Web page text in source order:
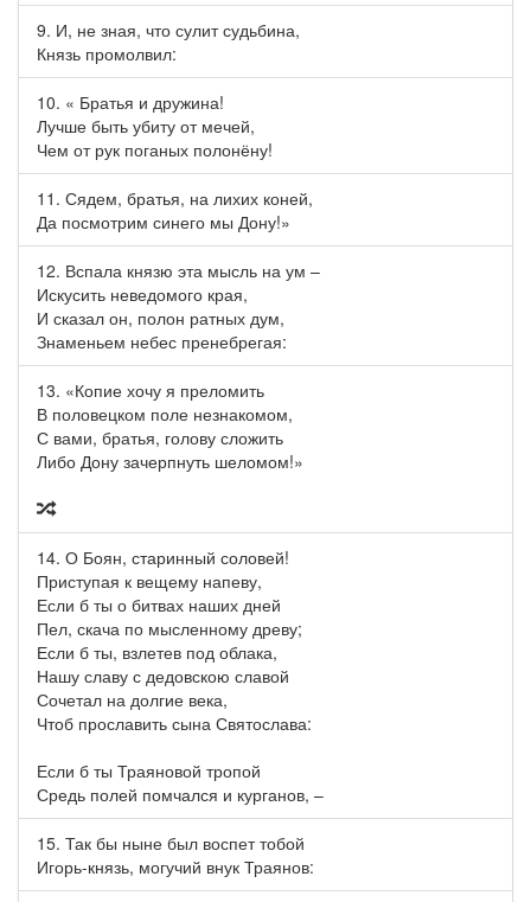
9. И, не зная, что сулит судьбина,
Князь промолвил:
10. « Братья и дружина!
Лучше быть убиту от мечей,
Чем от рук поганых полонёну!
11. Сядем, братья, на лихих коней,
Да посмотрим синего мы Дону!»
12. Вспала князю эта мысль на ум –
Искусить неведомого края,
И сказал он, полон ратных дум,
Знаменьем небес пренебрегая:
13. «Копие хочу я преломить
В половецком поле незнакомом,
С вами, братья, голову сложить
Либо Дону зачерпнуть шеломом!»

14. О Боян, старинный соловей!
Приступая к вещему напеву,
Если б ты о битвах наших дней
Пел, скача по мысленному древу;
Если б ты, взлетев под облака,
Нашу славу с дедовскою славой
Сочетал на долгие века,
Чтоб прославить сына Святослава:
Если б ты Траяновой тропой
Средь полей помчался и курганов, –
15. Так бы ныне был воспет тобой
Игорь-князь, могучий внук Траянов: